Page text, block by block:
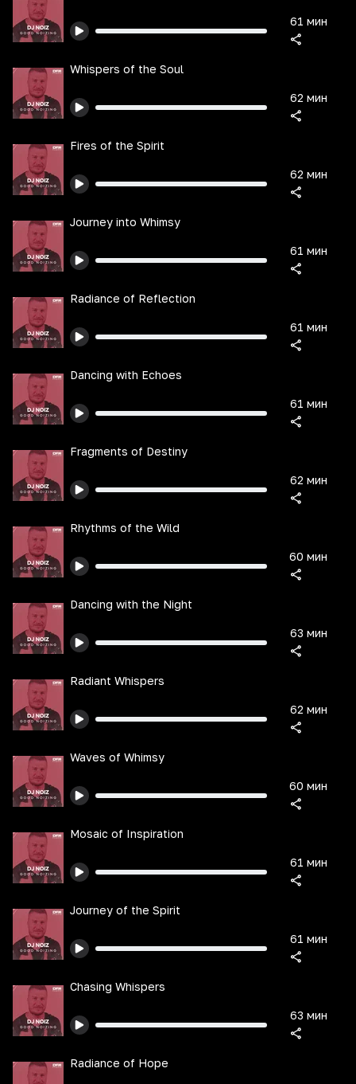
61 мин
Whispers of the Soul
62 мин
Fires of the Spirit
62 мин
Journey into Whimsy
61 мин
Radiance of Reflection
61 мин
Dancing with Echoes
61 мин
Fragments of Destiny
62 мин
Rhythms of the Wild
60 мин
Dancing with the Night
63 мин
Radiant Whispers
62 мин
Waves of Whimsy
60 мин
Mosaic of Inspiration
61 мин
Journey of the Spirit
61 мин
Chasing Whispers
63 мин
Radiance of Hope